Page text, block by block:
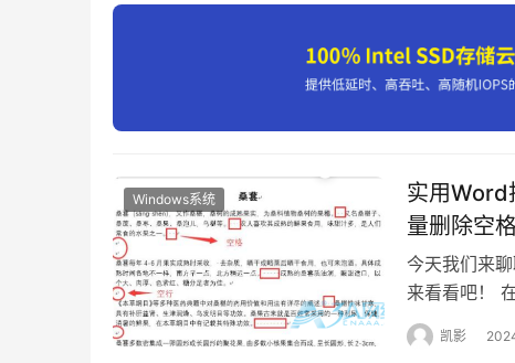
Windows系统
实用Word
量删除空
今天我们来
来看看吧！
拷贝到Word
（回车符）
凯影